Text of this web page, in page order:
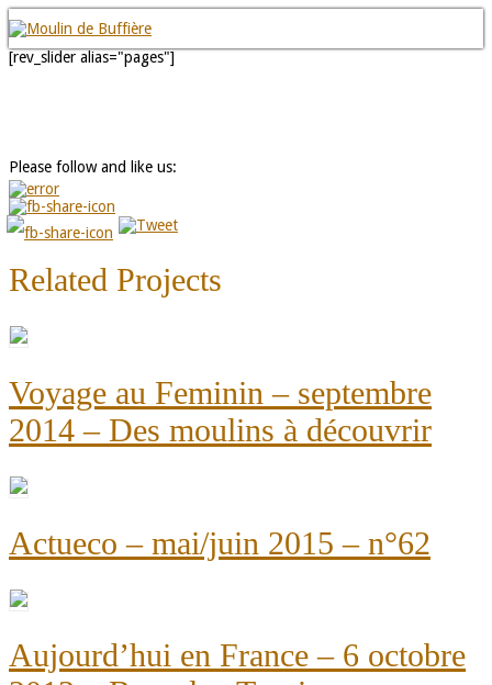
[rev_slider alias="pages"]
Please follow and like us:
Related Projects
Voyage au Feminin – septembre
2014 – Des moulins à découvrir
Actueco – mai/juin 2015 – n°62
Aujourd’hui en France – 6 octobre